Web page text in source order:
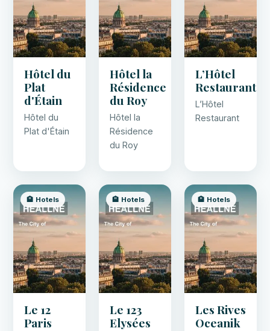
Hôtel du
Plat
d'Étain
Hôtel du
Plat d'Étain
Hôtel la
Résidence
du Roy
Hôtel la
Résidence
du Roy
L’Hôtel
Restaurant
L’Hôtel
Restaurant
🏨 Hotels
Le 12
Paris
🏨 Hotels
Le 123
Elysées
🏨 Hotels
Les Rives
Oceanik